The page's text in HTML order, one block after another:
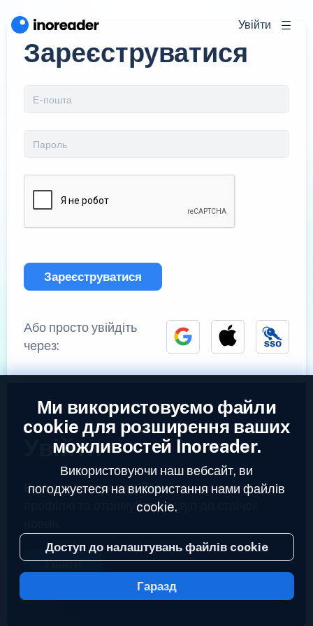
Увійти
Зареєструватися
Зареєструватися
Або просто увійдіть
через:
Увійти
Вже зареєстровані?Увійдіть до свого
профілю та отримуйте доступ до стрічок
Увійти
2023 © Inoreader
Ми використовуємо файли
cookie для розширення ваших
можливостей Inoreader.
Використовуючи наш вебсайт, ви
погоджуєтеся на використання нами файлів
cookie.
Доступ до налаштувань файлів cookie
Гаразд